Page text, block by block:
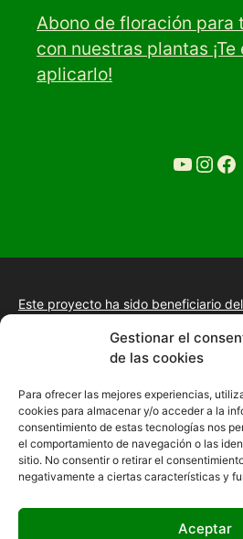
Gestionar el
de las cookies
Para ofrecer las mejores experiencias,
cookies para almacenar y/o acceder a la
consentimiento de estas tecnologías nos
el comportamiento de navegación o las
sitio. No consentir o retirar el
negativamente a ciertas características y
Aceptar
Abono de floración para
con nuestras plantas
aplicarlo!
Ir a la cuenta de Instagram de
Ir a la cuenta
Este proyecto ha sido beneficiario
Proyecto de desarrollo web y tienda
presencia “Online” mediante la
mejora de imagen digital en las
Autónoma de Extremadura